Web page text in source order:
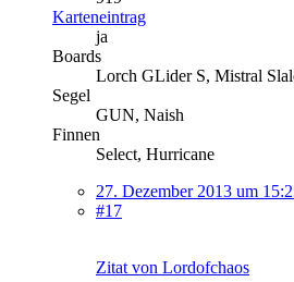
Karteneintrag
ja
Boards
Lorch GLider S, Mistral
Segel
GUN, Naish
Finnen
Select, Hurricane
27. Dezember 2013 um
#17
Zitat von Lordofchaos